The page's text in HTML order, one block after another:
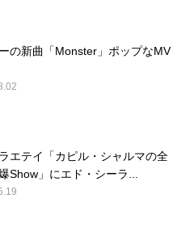
の新曲「Monster」ポップなMV
エテイ「カピル・シャルマの全
Show」にエド・シーラ...